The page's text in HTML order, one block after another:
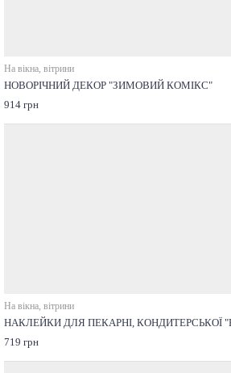
На вікна, вітрини
НОВОРІЧНИЙ ДЕКОР "ЗИМОВИЙ КОМІКС"
914 грн
На вікна, вітрини
НАКЛЕЙКИ ДЛЯ ПЕКАРНІ, КОНДИТЕРСЬКОЇ
719 грн